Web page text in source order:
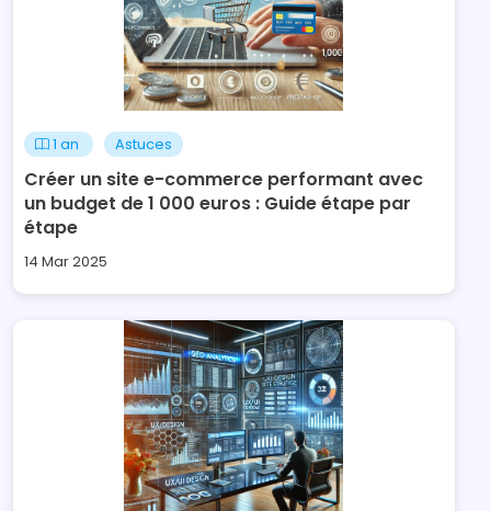
1 an Astuces
Créer un site e-commerce performant avec
un budget de 1 000 euros : Guide étape par
étape
14 Mar 2025